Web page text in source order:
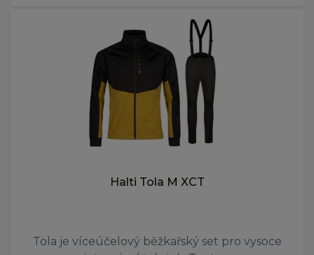
Halti Tola M XCT
Tola je víceúčelový běžkařský set pro vysoce